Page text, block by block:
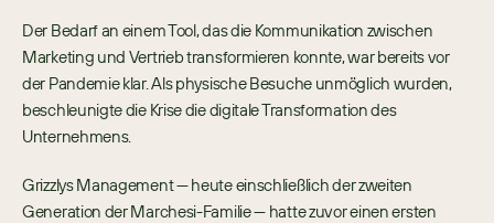
Der Bedarf an einem Tool, das die Kommunikation zwischen
Marketing und Vertrieb transformieren konnte, war bereits vor
der Pandemie klar. Als physische Besuche unmöglich wurden,
beschleunigte die Krise die digitale Transformation des
Unternehmens.
Grizzlys Management — heute einschließlich der zweiten
Generation der Marchesi-Familie — hatte zuvor einen ersten